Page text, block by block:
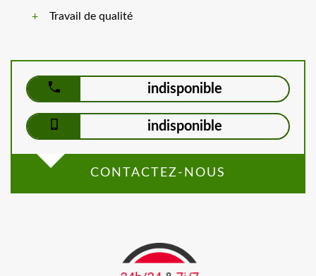
Travail de qualité
indisponible
indisponible
CONTACTEZ-NOUS